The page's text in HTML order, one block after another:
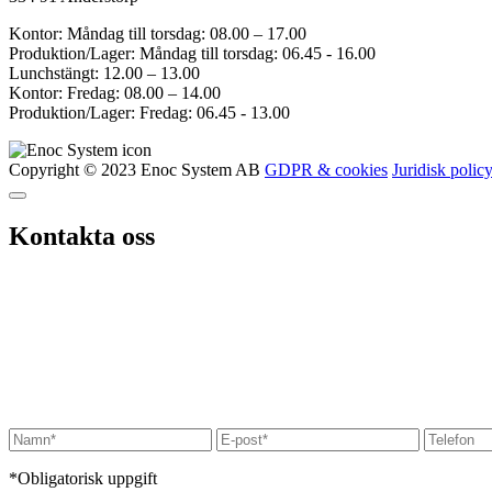
Kontor: Måndag till torsdag: 08.00 – 17.00
Produktion/Lager: Måndag till torsdag: 06.45 - 16.00
Lunchstängt: 12.00 – 13.00
Kontor: Fredag: 08.00 – 14.00
Produktion/Lager: Fredag: 06.45 - 13.00
Copyright © 2023 Enoc System AB GDPR & cookies Juridisk policy
Kontakta oss
*Obligatorisk uppgift